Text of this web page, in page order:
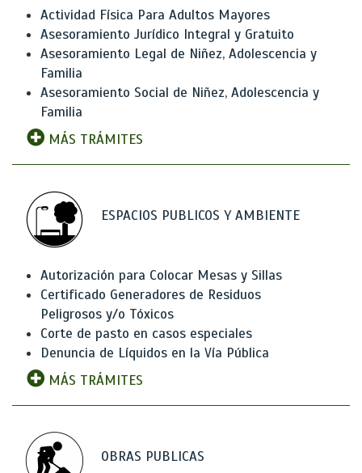
Actividad Física Para Adultos Mayores
Asesoramiento Jurídico Integral y Gratuito
Asesoramiento Legal de Niñez, Adolescencia y
Familia
Asesoramiento Social de Niñez, Adolescencia y
Familia
MÁS TRÁMITES
ESPACIOS PUBLICOS Y AMBIENTE
Autorización para Colocar Mesas y Sillas
Certificado Generadores de Residuos
Peligrosos y/o Tóxicos
Corte de pasto en casos especiales
Denuncia de Líquidos en la Vía Pública
MÁS TRÁMITES
OBRAS PUBLICAS